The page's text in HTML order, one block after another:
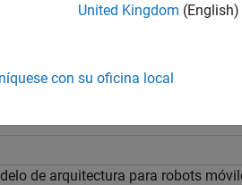
calcular el coste total del sistema
arquitectura móvil sin un perfil. A
a elementos del modelo
de arquitectura para robots
United Kingdom (English)
con su oficina local